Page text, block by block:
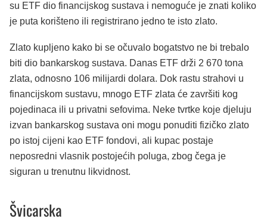
su ETF dio financijskog sustava i nemoguće je znati koliko
je puta korišteno ili registrirano jedno te isto zlato.
Zlato kupljeno kako bi se očuvalo bogatstvo ne bi trebalo
biti dio bankarskog sustava. Danas ETF drži 2 670 tona
zlata, odnosno 106 milijardi dolara. Dok rastu strahovi u
financijskom sustavu, mnogo ETF zlata će završiti kog
pojedinaca ili u privatni sefovima. Neke tvrtke koje djeluju
izvan bankarskog sustava oni mogu ponuditi fizičko zlato
po istoj cijeni kao ETF fondovi, ali kupac postaje
neposredni vlasnik postojećih poluga, zbog čega je
siguran u trenutnu likvidnost.
Švicarska